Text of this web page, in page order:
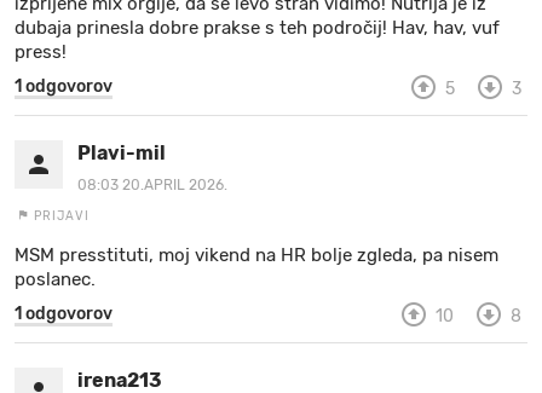
dubaja prinesla dobre prakse s teh področij! Hav, hav, vuf
press!
1 odgovorov 5 3
Plavi-mil
08:03 20.APRIL 2026.
PRIJAVI
MSM presstituti, moj vikend na HR bolje zgleda, pa nisem
poslanec.
1 odgovorov 10 8
irena213